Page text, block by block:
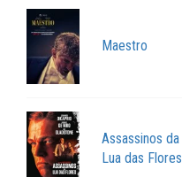
Maestro
Assassinos da
Lua das Flores